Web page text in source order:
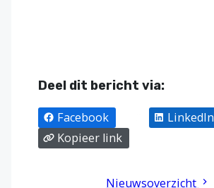
Deel dit bericht via:
Facebook
LinkedIn
Kopieer link
Nieuwsoverzicht